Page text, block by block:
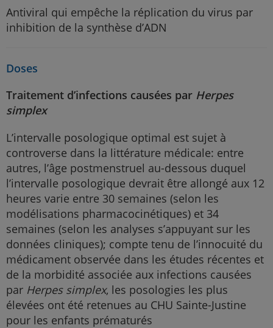
Antiviral qui empêche la réplication du virus par
inhibition de la synthèse d’ADN
Doses
Traitement d’infections causées par Herpes
simplex
L’intervalle posologique optimal est sujet à
controverse dans la littérature médicale: entre
autres, l’âge postmenstruel au-dessous duquel
l’intervalle posologique devrait être allongé aux 12
heures varie entre 30 semaines (selon les
modélisations pharmacocinétiques) et 34
semaines (selon les analyses s’appuyant sur les
données cliniques); compte tenu de l’innocuité du
médicament observée dans les études récentes et
de la morbidité associée aux infections causées
par Herpes simplex, les posologies les plus
élevées ont été retenues au CHU Sainte-Justine
pour les enfants prématurés